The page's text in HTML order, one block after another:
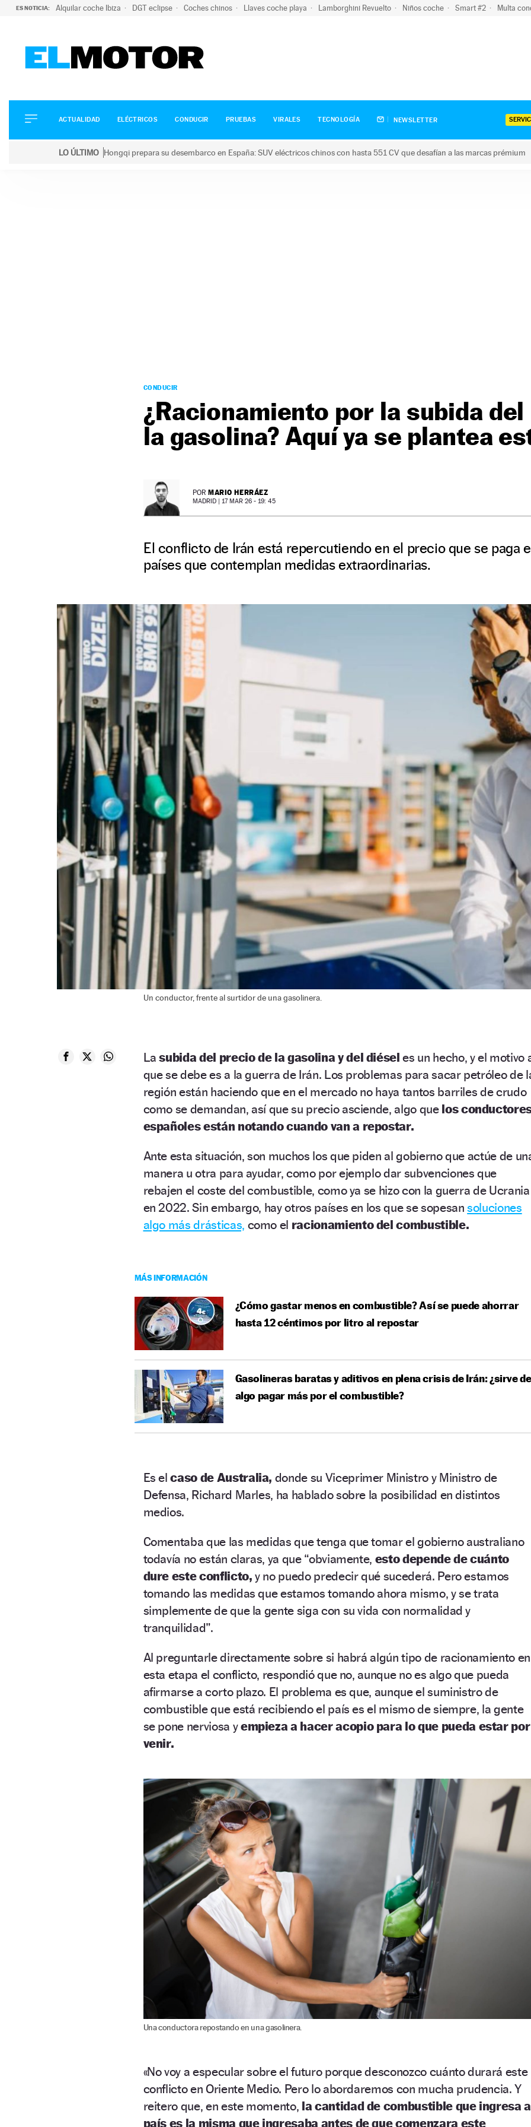
ES NOTICIA: Alquilar coche Ibiza DGT eclipse Coches chinos Llaves coche playa Lamborghini Revuelto Niños coche Smart #2 Multa
ELÉCTRICOS
CONDUCIR
ACTUALIDAD ELÉCTRICOS CONDUCIR PRUEBAS VIRALES TECNOLOGÍA NEWSLETTER
LO ÚLTIMO Hongqi prepara su desembarco en España: SUV eléctricos chinos con hasta 551 CV que desafían a las marcas prémium
CONDUCIR
¿Racionamiento por la subida
la gasolina? Aquí ya se plantea
POR MARIO HERRÁEZ
MADRID | 17 MAR 26 - 19: 45
El conflicto de Irán está repercutiendo en el precio que se paga
países que contemplan medidas extraordinarias.
Un conductor, frente al surtidor de una gasolinera.
Lasubida del precio de la gasolina y del diésel es un hecho, y el motivo
que se debe es a la guerra de Irán. Los problemas para sacar petróleo de
región están haciendo que en el mercado no haya tantos barriles de crudo
como se demandan, así que su precio asciende, algo que los
españoles están notando cuando van a repostar.
Ante esta situación, son muchos los que piden al gobierno que actúe de
manera u otra para ayudar, como por ejemplo dar subvenciones que
rebajen el coste del combustible, como ya se hizo con la guerra de Ucrania
en 2022. Sin embargo, hay otros países en los que se sopesansoluciones
algo más drásticas, como el racionamiento del combustible.
MÁS INFORMACIÓN
¿Cómo gastar menos en combustible? Así se puede ahorrar
hasta 12 céntimos por litro al repostar
Gasolineras baratas y aditivos en plena crisis de Irán: ¿sirve de
algo pagar más por el combustible?
Es elcaso de Australia, donde su Viceprimer Ministro y Ministro de
Defensa, Richard Marles, ha hablado sobre la posibilidad en distintos
medios.
Comentaba que las medidas que tenga que tomar el gobierno australiano
todavía no están claras, ya que “obviamente, esto depende de cuánto
dure este conflicto, y no puedo predecir qué sucederá. Pero estamos
tomando las medidas que estamos tomando ahora mismo, y se trata
simplemente de que la gente siga con su vida con normalidad y
tranquilidad”.
Al preguntarle directamente sobre si habrá algún tipo de racionamiento en
esta etapa el conflicto, respondió que no, aunque no es algo que pueda
afirmarse a corto plazo. El problema es que, aunque el suministro de
combustible que está recibiendo el país es el mismo de siempre, la gente
se pone nerviosa yempieza a hacer acopio para lo que pueda estar por
venir.
Una conductora repostando en una gasolinera.
«No voy a especular sobre el futuro porque desconozco cuánto durará este
conflicto en Oriente Medio. Pero lo abordaremos con mucha prudencia. Y
reitero que, en este momento, la cantidad de combustible que ingresa
país es la misma que ingresaba antes de que comenzara este